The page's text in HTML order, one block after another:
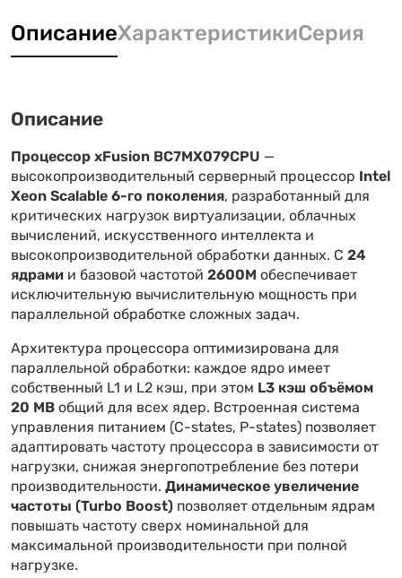
ОписаниеХарактеристикиСерия
Описание
Процессор xFusion BC7MX079CPU —
высокопроизводительный серверный процессор Intel
Xeon Scalable 6-го поколения, разработанный для
критических нагрузок виртуализации, облачных
вычислений, искусственного интеллекта и
высокопроизводительной обработки данных. С 24
ядрами и базовой частотой 2600M обеспечивает
исключительную вычислительную мощность при
параллельной обработке сложных задач.
Архитектура процессора оптимизирована для
параллельной обработки: каждое ядро имеет
собственный L1 и L2 кэш, при этом L3 кэш объёмом
20 MBобщий для всех ядер. Встроенная система
управления питанием (C-states, P-states) позволяет
адаптировать частоту процессора в зависимости от
нагрузки, снижая энергопотребление без потери
производительности. Динамическое увеличение
частоты (Turbo Boost) позволяет отдельным ядрам
повышать частоту сверх номинальной для
максимальной производительности при полной
нагрузке.